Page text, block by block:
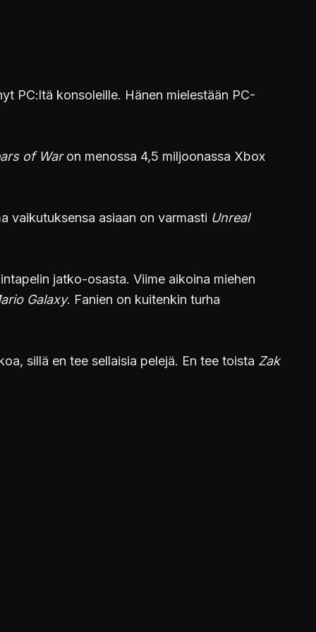
PC:ltä konsoleille. Hänen mielestään PC-
of Waron menossa 4,5 miljoonassa Xbox
vaikutuksensa asiaan on varmasti Unreal
jatko-osasta. Viime aikoina miehen
Galaxy. Fanien on kuitenkin turha
sillä en tee sellaisia pelejä. En tee toista Zak